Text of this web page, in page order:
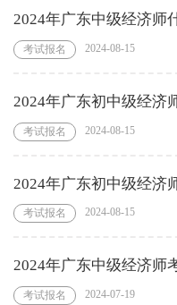
2024年广东中级经济师
考试报名 2024-08-15
2024年广东初中级经济
考试报名 2024-08-15
2024年广东初中级经济
考试报名 2024-08-15
2024年广东中级经济师
考试报名 2024-07-19